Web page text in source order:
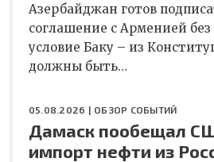
Азербайджан готов
соглашение с Арменией без
условие Баку – из
должны быть…
05.08.2026 | ОБЗОР СОБЫТИЙ
Дамаск пообещал
импорт нефти из